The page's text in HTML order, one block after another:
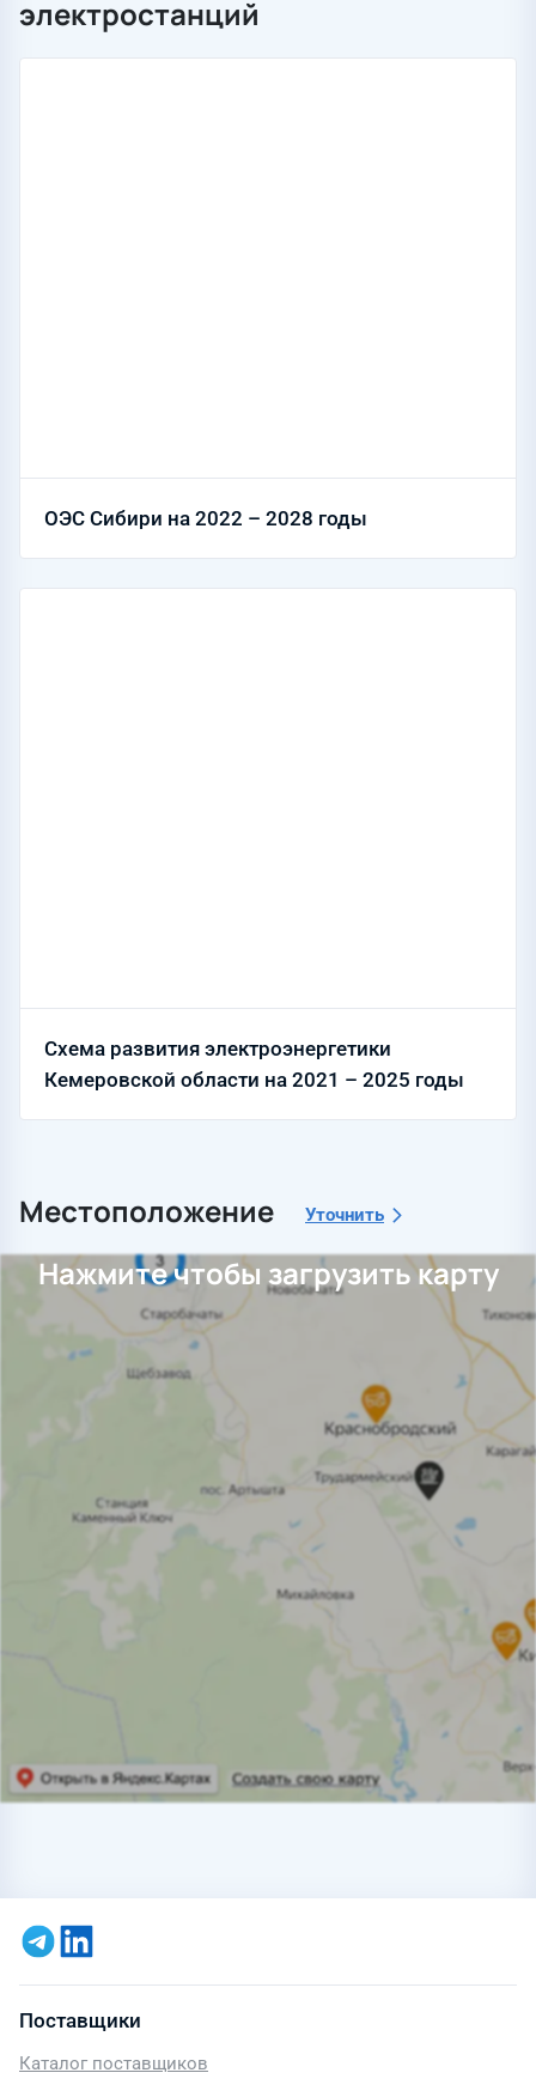
электростанций
ОЭС Сибири на 2022 – 2028 годы
Схема развития электроэнергетики
Кемеровской области на 2021 – 2025 годы
Местоположение Уточнить
Нажмите чтобы загрузить карту
Поставщики
Каталог поставщиков